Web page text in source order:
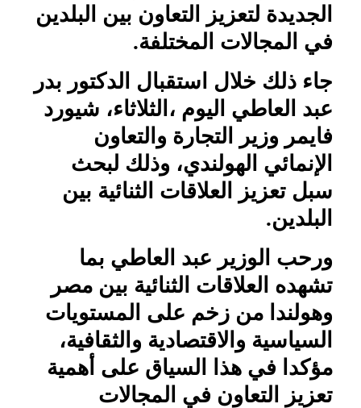
الجديدة لتعزيز التعاون بين البلدين
في المجالات المختلفة.
جاء ذلك خلال استقبال الدكتور بدر
عبد العاطي اليوم ،الثلاثاء، شيورد
فايمر وزير التجارة والتعاون
الإنمائي الهولندي، وذلك لبحث
سبل تعزيز العلاقات الثنائية بين
البلدين.
ورحب الوزير عبد العاطي بما
تشهده العلاقات الثنائية بين مصر
وهولندا من زخم على المستويات
السياسية والاقتصادية والثقافية،
مؤكدا في هذا السياق على أهمية
تعزيز التعاون في المجالات